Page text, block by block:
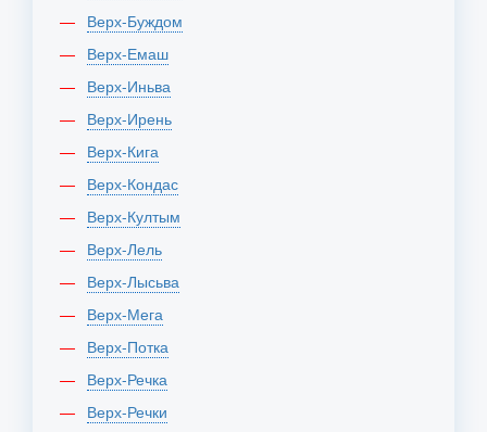
Верх-Буждом
Верх-Емаш
Верх-Иньва
Верх-Ирень
Верх-Кига
Верх-Кондас
Верх-Култым
Верх-Лель
Верх-Лысьва
Верх-Мега
Верх-Потка
Верх-Речка
Верх-Речки